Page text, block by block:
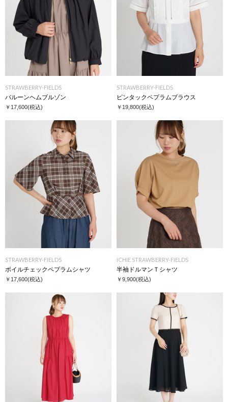
STRAWBERRY-FIELDS
バルーンヘムブルゾン
￥17,600(税込)
STRAWBERRY-FIELDS
ピンタックペプラムブラウス
￥19,800(税込)
STRAWBERRY-FIELDS
ボイルチェックペプラムシャツ
￥17,600(税込)
ICHIE STRAWBERRY-FIELDS
半袖ドルマンＴシャツ
￥9,900(税込)